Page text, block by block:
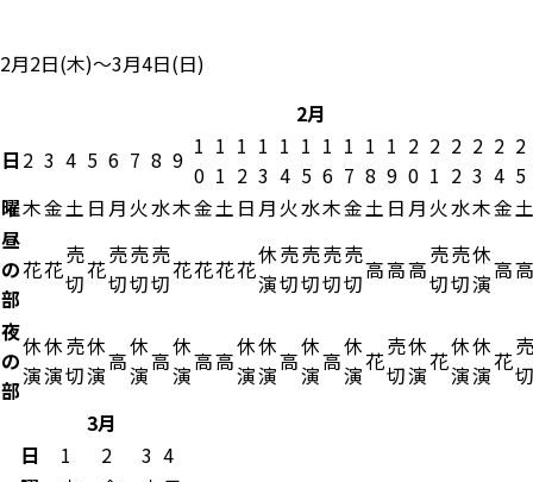
2月2日(木)～3月4日(日)
2月
日 2 3 4 5 6 7 8 9 1
0
1
1
1
2
1
3
1
4
1
5
1
6
1
7
1
8
1
9
2
0
2
1
2
2
2
3
2
4
2
5
曜木金土 日 月 火水木金土 日 月 火水木金土 日 月 火水木金土
昼
の
部
花花
売
切花
売
切
売
切
売
切花花花花
休
演
売
切
売
切
売
切
売
切高高高
売
切
売
切
休
演高高
夜
の
部
休
演
休
演
売
切
休
演高
休
演高
休
演高高
休
演
休
演高
休
演高
休
演花
売
切
休
演花
休
演
休
演花
売
切
3月
日
1 2 3 4